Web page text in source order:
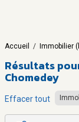
Accueil / Immobilier
Résultats
Chomedey
Effacer tout